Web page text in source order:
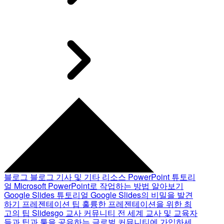
블로그 블로그 기사 및 기타 리소스 PowerPoint 튜토리
얼 Microsoft PowerPoint로 작업하는 방법 알아보기
Google Slides 튜토리얼 Google Slides의 비밀을 발견
하기 프레젠테이션 팁 훌륭한 프레젠테이션을 위한 최
고의 팁 Slidesgo 교사 커뮤니티 전 세계 교사 및 교육자